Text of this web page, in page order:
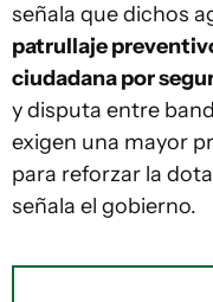
señala que dichos
patrullaje
ciudadana por
y disputa entre
exigen una mayor
para reforzar la
señala el gobierno.